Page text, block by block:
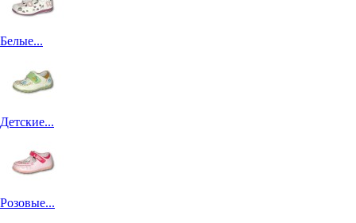
Белые...
Детские...
Розовые...